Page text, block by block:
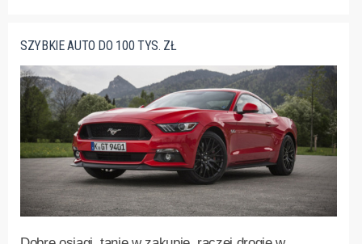
SZYBKIE AUTO DO 100 TYS. ZŁ